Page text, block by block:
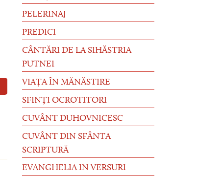
PELERINAJ
PREDICI
CÂNTĂRI DE LA SIHĂSTRIA
PUTNEI
VIAȚA ÎN MĂNĂSTIRE
SFINȚI OCROTITORI
CUVÂNT DUHOVNICESC
CUVÂNT DIN SFÂNTA
SCRIPTURĂ
EVANGHELIA IN VERSURI